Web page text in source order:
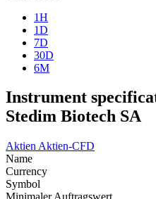
1H
1D
7D
30D
6M
Instrument
Stedim Biotech SA
Aktien Aktien-CFD
Name
Currency
Symbol